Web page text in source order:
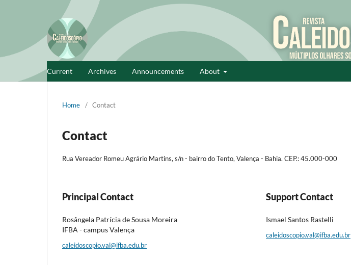
Current Archives Announcements About
Home / Contact
Contact
Rua Vereador Romeu Agrário Martins, s/n - bairro do Tento, Valença - Bahia. CEP.: 45.000-000
Principal Contact
Rosângela Patrícia de Sousa Moreira
IFBA - campus Valença
caleidoscopio.val@ifba.edu.br
Support Contact
Ismael Santos Rastelli
caleidoscopio.val@ifba.edu.br